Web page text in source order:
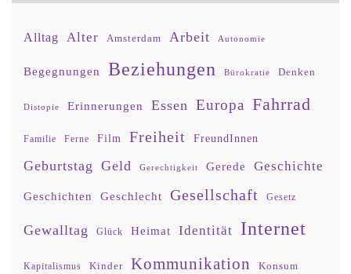
Alltag Alter Amsterdam Arbeit Autonomie
Begegnungen Beziehungen Bürokratie Denken
Distopie Erinnerungen Essen Europa Fahrrad
Familie Ferne Film Freiheit FreundInnen
Geburtstag Geld Gerechtigkeit Gerede Geschichte
Geschichten Geschlecht Gesellschaft Gesetz
Gewalltag Glück Heimat Identität Internet
Kapitalismus Kinder Kommunikation Konsum